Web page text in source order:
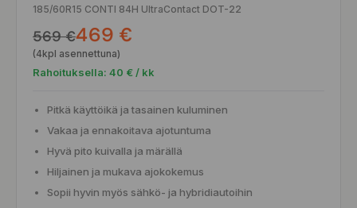
185/60R15 CONTI 84H UltraContact DOT-22
569 €469 €
(4kpl asennettuna)
Rahoituksella: 40 € / kk
Pitkä käyttöikä ja tasainen kuluminen
Vakaa ja ennakoitava ajotuntuma
Hyvä pito kuivalla ja märällä
Hiljainen ja mukava ajokokemus
Sopii hyvin myös sähkö- ja hybridiautoihin